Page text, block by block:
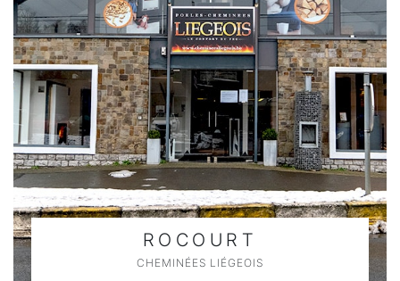
ROCOURT
CHEMINÉES LIÉGEOIS